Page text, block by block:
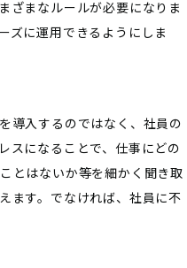
ざまなルールが必要になりま
ズに運用できるようにしま
導入するのではなく、社員の
スになることで、仕事にどの
とはないか等を細かく聞き取
ます。でなければ、社員に不